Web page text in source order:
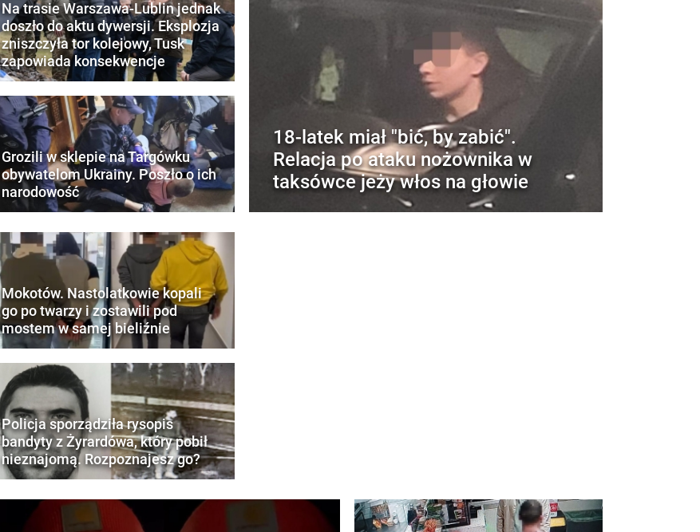
Na trasie Warszawa-Lublin jednak
doszło do aktu dywersji. Eksplozja
zniszczyła tor kolejowy, Tusk
zapowiada konsekwencje
Grozili w sklepie na Targówku
obywatelom Ukrainy. Poszło o ich
narodowość
18-latek miał "bić, by zabić".
Relacja po ataku nożownika w
taksówce jeży włos na głowie
Mokotów. Nastolatkowie kopali
go po twarzy i zostawili pod
mostem w samej bieliźnie
Policja sporządziła rysopis
bandyty z Żyrardówa, który pobił
nieznajomą. Rozpoznajesz go?